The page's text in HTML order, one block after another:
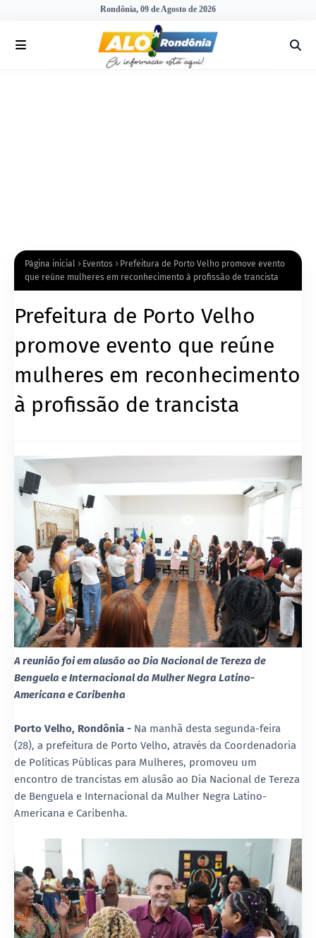
Rondônia, 09 de Agosto de 2026
Página inicial Eventos
Prefeitura de Porto Velho promove evento
que reúne mulheres em reconhecimento à profissão de trancista
Prefeitura de Porto Velho
promove evento que reúne
mulheres em reconhecimento
à profissão de trancista
A reunião foi em alusão ao Dia Nacional de Tereza de
Benguela e Internacional da Mulher Negra Latino-
Americana e Caribenha
Porto Velho, Rondônia - Na manhã desta segunda-feira
(28), a prefeitura de Porto Velho, através da Coordenadoria
de Políticas Públicas para Mulheres, promoveu um
encontro de trancistas em alusão ao Dia Nacional de Tereza
de Benguela e Internacional da Mulher Negra Latino-
Americana e Caribenha.